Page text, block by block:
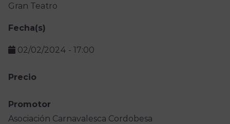
Gran Teatro
Fecha(s)
02/02/2024 - 17:00
Precio
Promotor
Asociación Carnavalesca Cordobesa